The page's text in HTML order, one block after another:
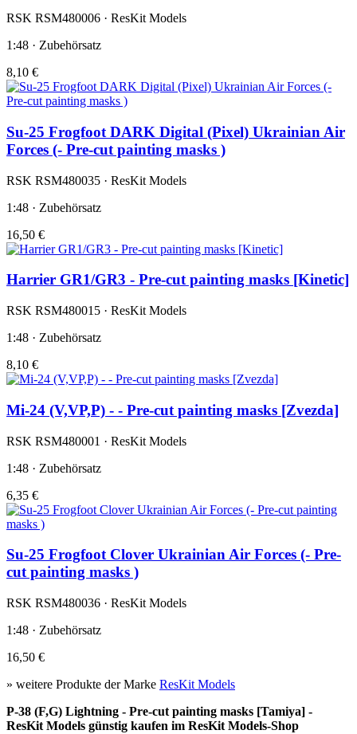
RSK RSM480006 · ResKit Models
1:48 · Zubehörsatz
8,10 €
Su-25 Frogfoot DARK Digital (Pixel) Ukrainian Air
Forces (- Pre-cut painting masks )
RSK RSM480035 · ResKit Models
1:48 · Zubehörsatz
16,50 €
Harrier GR1/GR3 - Pre-cut painting masks [Kinetic]
RSK RSM480015 · ResKit Models
1:48 · Zubehörsatz
8,10 €
Mi-24 (V,VP,P) - - Pre-cut painting masks [Zvezda]
RSK RSM480001 · ResKit Models
1:48 · Zubehörsatz
6,35 €
Su-25 Frogfoot Clover Ukrainian Air Forces (- Pre-
cut painting masks )
RSK RSM480036 · ResKit Models
1:48 · Zubehörsatz
16,50 €
» weitere Produkte der Marke ResKit Models
P-38 (F,G) Lightning - Pre-cut painting masks [Tamiya] -
ResKit Models günstig kaufen im ResKit Models-Shop